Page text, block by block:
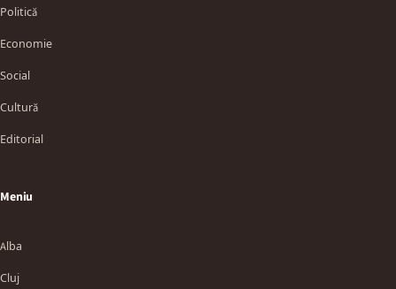
Politică
Economie
Social
Cultură
Editorial
Meniu
Alba
Cluj